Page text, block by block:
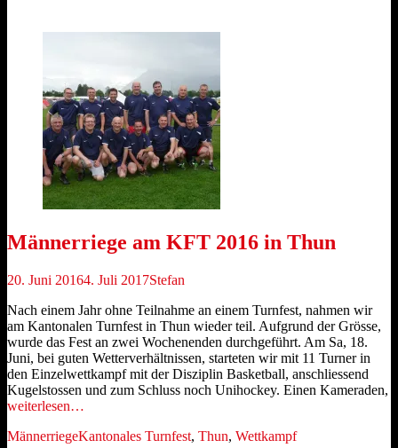
Männerriege am KFT 2016 in Thun
Veröffentlicht
20. Juni 20164. Juli 2017Autor
Stefan
Nach einem Jahr ohne Teilnahme an einem Turnfest, nahmen wir
am Kantonalen Turnfest in Thun wieder teil. Aufgrund der Grösse,
wurde das Fest an zwei Wochenenden durchgeführt. Am Sa, 18.
Juni, bei guten Wetterverhältnissen, starteten wir mit 11 Turner in
den Einzelwettkampf mit der Disziplin Basketball, anschliessend
Kugelstossen und zum Schluss noch Unihockey. Einen Kameraden,
weiterlesen…
Kategorien
MännerriegeSchlagworte
Kantonales Turnfest, Thun, Wettkampf